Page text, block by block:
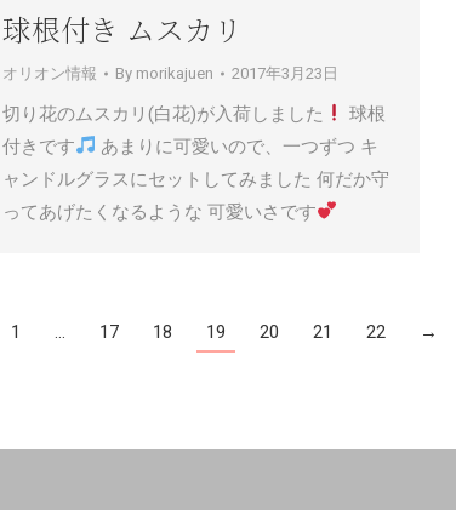
球根付き ムスカリ
オリオン情報 By morikajuen 2017年3月23日
切り花のムスカリ(白花)が入荷しました
球根
付きです
あまりに可愛いので、一つずつ キ
ャンドルグラスにセットしてみました 何だか守
ってあげたくなるような 可愛いさです
1 … 17 18 19 20 21 22 →